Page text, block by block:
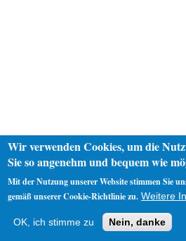
Impressum
Wir verwenden Cookies, um die
Sie so angenehm und bequem wie
Mit der Nutzung unserer Website stimmen Sie
gemäß unserer Cookie-Richtlinie zu. Weitere
OK, ich stimme zu Nein, danke